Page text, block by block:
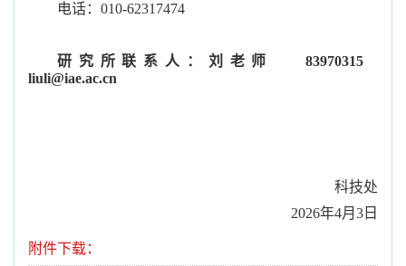
电话：010-62317474
研究所联系人：刘老师
83970315
liuli@iae.ac.cn
科技处
2026年4月3日
附件下载：